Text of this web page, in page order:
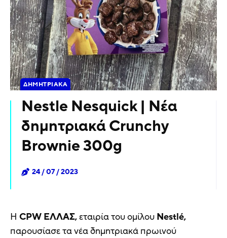
ΔΗΜΗΤΡΙΑΚΆ
Nestle Nesquick | Νέα
δημητριακά Crunchy
Brownie 300g
24 / 07 / 2023
Η CPW ΕΛΛΑΣ,εταιρία του ομίλου Nestlé,
παρουσίασε τα νέα δημητριακά πρωινού